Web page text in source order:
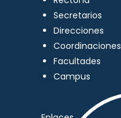
Secretarios
Direcciones
Coordinaciones
Facultades
Campus